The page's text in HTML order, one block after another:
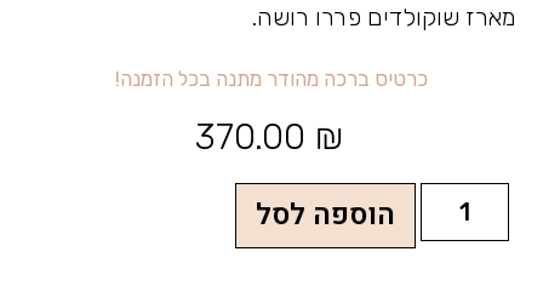
מארז שוקולדים פררו רושה.
כרטי ברכה מהודר מתנה בכל הזמנה!
370.00 ₪
הוספה לסל